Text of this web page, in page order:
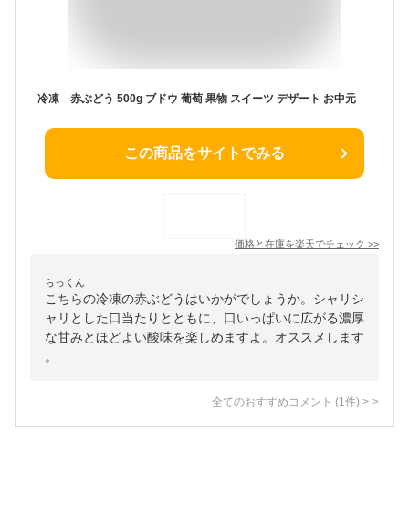
冷凍 赤ぶどう 500g ブドウ 葡萄 果物 スイーツ デザート お中元
この商品をサイトでみる
価格と在庫を楽天でチェック >>
らっくん
こちらの冷凍の赤ぶどうはいかがでしょうか。シャリシ
ャリとした口当たりとともに、口いっぱいに広がる濃厚
な甘みとほどよい酸味を楽しめますよ。オススメします
。
全てのおすすめコメント (1 件) >